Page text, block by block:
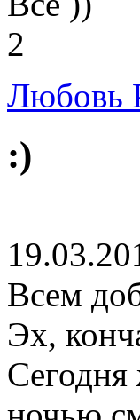
2
Любовь
:)
Всем
Эх,
Сегодня